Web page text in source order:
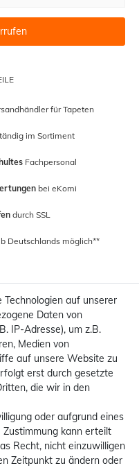
für Tapeten
im Sortiment
Fachpersonal
bei eKomi
durch SSL
Deutschlands möglich**
auf unserer
Daten von
IP-Adresse), um z.B.
Medien von
auf unsere Website zu
erst durch gesetzte
die wir in den
oder aufgrund eines
kann erteilt
Recht, nicht einzuwilligen
Zeitpunkt zu ändern oder